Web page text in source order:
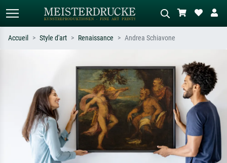
Recherchez par artiste, titre ou style –
ex. Monet, Nuit étoilée,
impressionnisme, vague de Hokusai,
nu.
Décrivez la scène – ex. prairie verte,
abstrait avec beaucoup de rouge,
tableau sombre, nu debout près d'un
arbre.
Accueil Style d'art Renaissance Andrea Schiavone